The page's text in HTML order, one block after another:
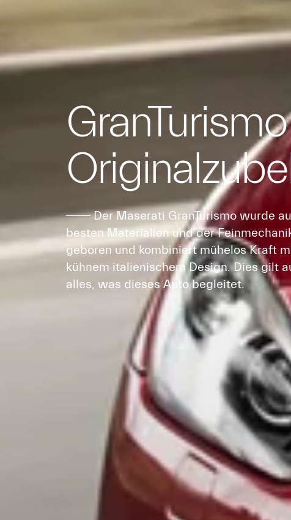
GranTurismo
Der Maserati GranTurismo wurde
besten Materialien und der
geboren und kombiniert mühelos Kraft
kühnem italienischem Design. Dies gilt
alles, was dieses Auto begleitet.